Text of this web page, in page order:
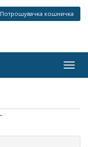
Потрошувачка кошничка